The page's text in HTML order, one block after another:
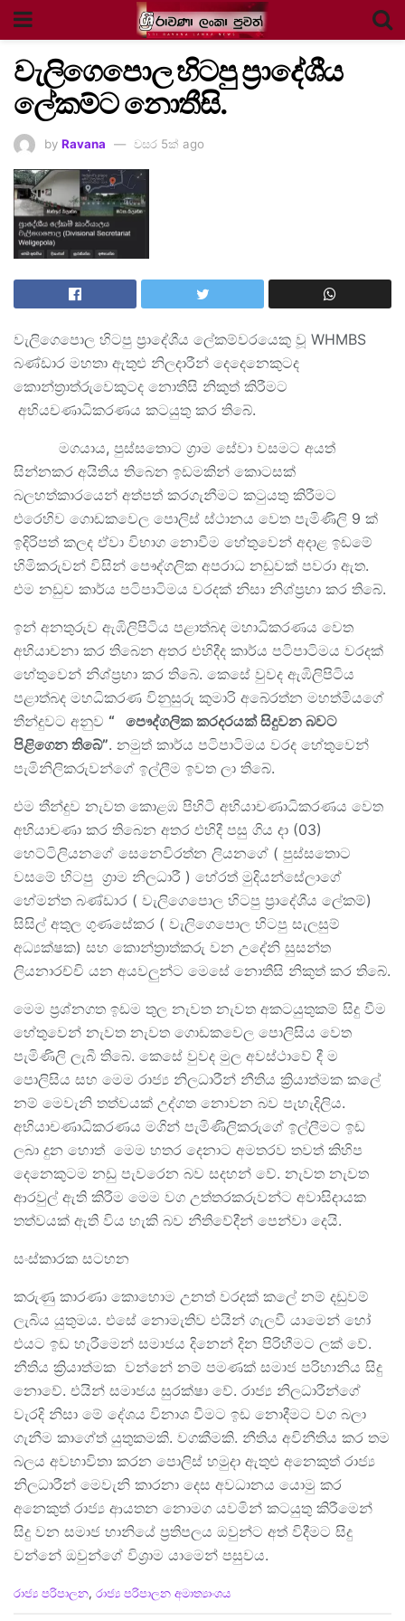
වැලිගෙපොල හිටපු ප්‍රාදේශීය
ලේකම්ට නොතීසි.
by Ravana වසර 5ක් ago
වැලිගෙපොල හිටපු ප්‍රාදේශීය ලේකම්වරයෙකු වූ WHMBS
බණ්ඩාර මහතා ඇතුළු නිලදාරීන් දෙදෙනෙකුටද
කොන්ත්‍රාත්රුවෙකුටද නොතීසි නිකුත් කිරීමට
අභියචණාධිකරණය කටයුතු කර තිබේ.
මගයාය, පුස්සතොට ග්‍රාම සේවා වසමට අයත්
සින්නකර අයිතිය තිබෙන ඉඩමකින් කොටසක්
බලහත්කාරයෙන් අත්පත් කරගැනීමට කටුයතු කිරීමට
එරෙහිව ගොඩකවෙල පොලිස් ස්ථානය වෙත පැමිණිලි 9 ක්
ඉදිරිපත් කලද ඒවා විභාග නොවීම හේතුවෙන් අදාළ ඉඩමේ
හිමිකරුවන් විසින් පෞද්ගලික අපරාධ නඩුවක් පවරා ඇත.
එම නඩුව කාර්ය පටිපාටිමය වරදක් නිසා නිශ්ප්‍රභා කර තිබේ.
ඉන් අනතුරුව ඇඹිලිපිටිය පළාත්බද මහාධිකරණය වෙත
අභියාචනා කර තිබෙන අතර එහිදීද කාර්ය පටිපාටිමය වරදක්
හේතුවෙන් නිශ්ප්‍රභා කර තිබේ. කෙසේ වුවද ඇඹිලිපිටිය
පළාත්බද මහධිකරණ විනුසුරු කුමාරි අබේරත්න මහත්මියගේ
තීන්දුවට අනුව “ පෞද්ගලික කරදරයක් සිදුවන බවට
පිළිගෙන තිබේ”. නමුත් කාර්ය පටිපාටිමය වරද හේතුවෙන්
පැමිනිලිකරුවන්ගේ ඉල්ලීම ඉවත ලා තිබේ.
එම තීන්දුව නැවත කොළඹ පිහිටි අභියාචණාධිකරණය වෙත
අභියාචණා කර තිබෙන අතර එහිදී පසු ගිය දා (03)
හෙට්ටිලියනගේ සෙනෙවිරත්න ලියනගේ ( පුස්සතොට
වසමේ හිටපු ග්‍රාම නිලධාරී ) හේරත් මුදියන්සේලාගේ
හේමන්ත බණ්ඩාර ( වැලිගෙපොල හිටපු ප්‍රාදේශීය ලේකම්)
සිසිල් අතුල ගුණසේකර ( වැලිගෙපොල හිටපු සැලසුම්
අධ්‍යක්ෂක) සහ කොන්ත්‍රාත්කරු වන උදේනි සුසන්ත
ලියනාරච්චි යන අයවලුන්ට මෙසේ නොතීසි නිකුත් කර තිබේ.
මෙම ප්‍රශ්නගත ඉඩම තුල නැවත නැවත අකටයුතුකම් සිදු වීම
හේතුවෙන් නැවත නැවත ගොඩකවෙල පොලිසිය වෙත
පැමිණිලි ලැබී තිබේ. කෙසේ වුවද මුල අවස්ථාවේ දී ම
පොලිසිය සහ මෙම රාජ්‍ය නිලධාරීන් නීතිය ක්‍රියාත්මක කලේ
නම් මෙවැනි තත්වයක් උද්ගත නොවන බව පැහැදිලිය.
අභියාචණාධිකරණය මගින් පැමිණිලිකරුගේ ඉල්ලීමට ඉඩ
ලබා දුන හොත් මෙම හතර දෙනාට අමතරව තවත් කිහිප
දෙනෙකුටම නඩු පැවරෙන බව සදහන් වේ. නැවත නැවත
ආරවුල් ඇති කිරීම මෙම වග උත්තරකරුවන්ට අවාසිදායක
තත්වයක් ඇති විය හැකි බව නීතිවේදීන් පෙන්වා දෙයි.
සංස්කාරක සටහන
කරුණු කාරණා කොහොම උනත් වරදක් කලේ නම් දඩුවම්
ලැබිය යුතුමය. එසේ නොමැතිව එයින් ගැලවී යාමෙන් හෝ
එයට ඉඩ හැරීමෙන් සමාජය දිනෙන් දින පිරිහීමට ලක් වේ.
නීතිය ක්‍රියාත්මක වන්නේ නම් පමණක් සමාජ පරිහානිය සිදු
නොවේ. එයින් සමාජය සුරක්ෂා වේ. රාජ්‍ය නිලධාරීන්ගේ
වැරදි නිසා මේ දේශය විනාශ වීමට ඉඩ නොදීමට වග බලා
ගැනීම කාගේත් යුතුකමකි. වගකීමකි. නීතිය අවිනීතිය කර තම
බලය අවභාවිතා කරන පොලිස් හමුදා ඇතුළු අනෙකුත් රාජ්‍ය
නිලධාරීන් මෙවැනි කාරනා දෙස අවධානය යොමු කර
අනෙකුත් රාජ්‍ය ආයතන නොමග යවමින් කටයුතු කිරීමෙන්
සිදු වන සමාජ හානියේ ප්‍රතිපලය ඔවුන්ට අත් විදීමට සිදු
වන්නේ ඔවුන්ගේ විශ්‍රාම යාමෙන් පසුවය.
C
රාජ්‍ය පරිපාලන, රාජ්‍ය පරිපාලන අමාත්‍යාංශය